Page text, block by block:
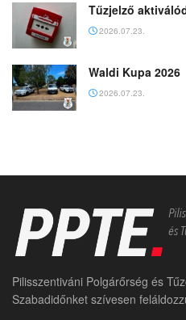
Tűzjelző
2026.07.23.
Waldi Kupa 2026
2026.07.23.
Pilisszentiváni Polgárőrség és
Szabadidőnket szívesen